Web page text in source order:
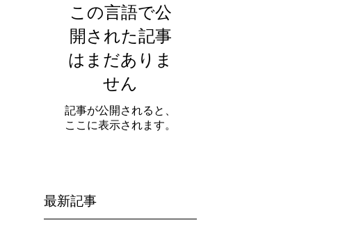
この言語で公
開された記事
はまだありま
せん
記事が公開されると、
ここに表示されます。
最新記事